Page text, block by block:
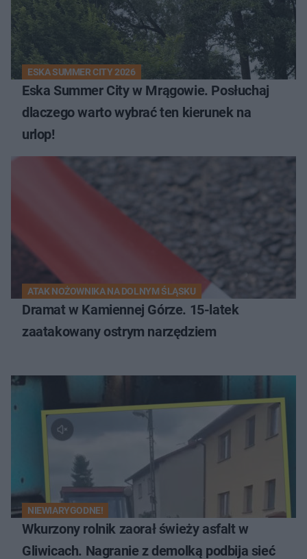
ESKA SUMMER CITY 2026
Eska Summer City w Mrągowie. Posłuchaj
dlaczego warto wybrać ten kierunek na
urlop!
ATAK NOŻOWNIKA NA DOLNYM ŚLĄSKU
Dramat w Kamiennej Górze. 15-latek
zaatakowany ostrym narzędziem
NIEWIARYGODNE!
Wkurzony rolnik zaorał świeży asfalt w
Gliwicach. Nagranie z demolką podbija sieć